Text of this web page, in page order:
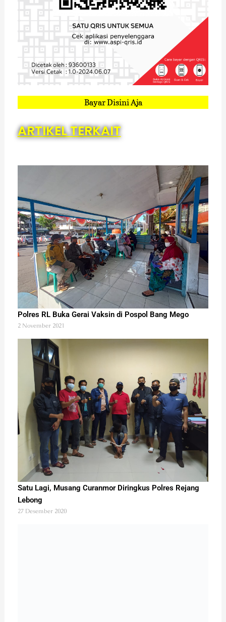
Bayar Disini Aja
ARTIKEL TERKAIT
Polres RL Buka Gerai Vaksin di Pospol Bang Mego
2 November 2021
Satu Lagi, Musang Curanmor Diringkus Polres Rejang
Lebong
27 Desember 2020